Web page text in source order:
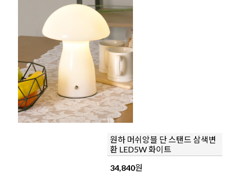
원하 머쉬앙블 단 스탠드 삼색변
환 LED5W 화이트
34,840원